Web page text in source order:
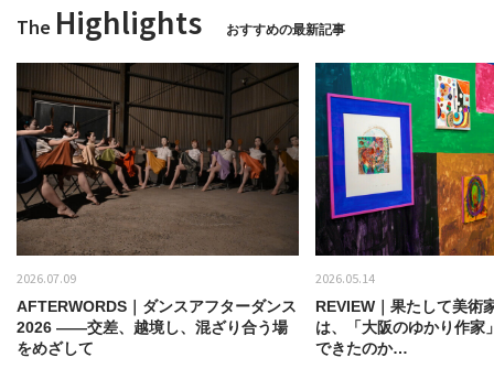
The Highlights おすすめの最新記事
2026.07.09
AFTERWORDS｜ダンスアフターダンス
2026 ——交差、越境し、混ざり合う場
をめざして
2026.05.14
REVIEW｜果たして美術
は、「大阪のゆかり作家
できたのか…